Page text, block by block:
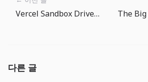
Vercel Sandbox Drives：永続ワークスペースがAIエージェント基盤になる理由
다른 글